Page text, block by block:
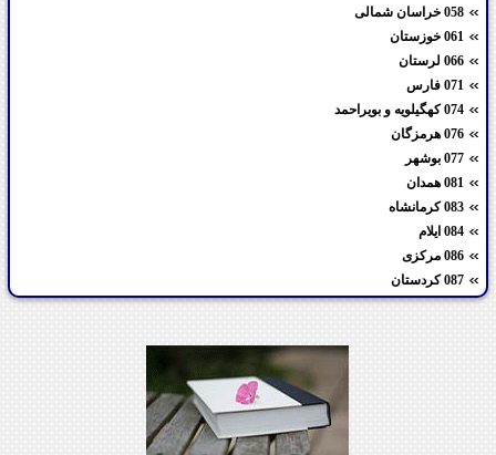
058 خراسان شمالی
061 خوزستان
066 لرستان
071 فارس
074 کهگیلویه و بویراحمد
076 هرمزگان
077 بوشهر
081 همدان
083 کرمانشاه
084 ایلام
086 مرکزی
087 کردستان